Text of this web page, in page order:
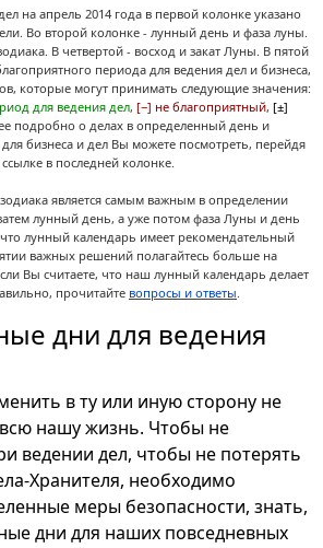
на апрель 2014 года в первой колонке указано
Во второй колонке - лунный день и фаза луны.
В четвертой - восход и закат Луны. В пятой
периода для ведения дел и бизнеса,
которые могут принимать следующие значения:
для ведения дел, [−] не благоприятный, [±]
подробно о делах в определенный день и
бизнеса и дел Вы можете посмотреть, перейдя
в последней колонке.
является самым важным в определении
лунный день, а уже потом фаза Луны и день
лунный календарь имеет рекомендательный
важных решений полагайтесь больше на
Вы считаете, что наш лунный календарь делает
прочитайте вопросы и ответы
дни для ведения
в ту или иную сторону не
нашу жизнь. Чтобы не
ведении дел, чтобы не потерять
Хранителя, необходимо
меры безопасности, знать,
дни для наших повседневных